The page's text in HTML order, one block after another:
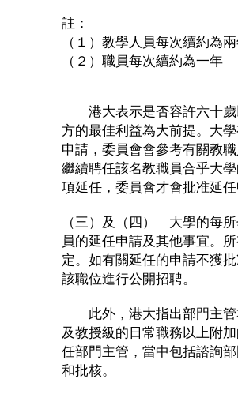
註：
（１）教學人員每次續約為
（２）職員每次續約為一年
港大表示是否容許六十歲
方的最佳利益為大前提。大
申請，委員會會參考有關教
繼續聘任該名教職員合乎大
項延任，委員會才會批准延
（三）及（四） 大學的每
員的延任申請及其他事宜。
定。如有關延任的申請不獲
該職位進行公開招聘。
此外，港大指出部門主管
及教授級的日常職務以上附
任部門主管，當中包括諮詢
和批核。